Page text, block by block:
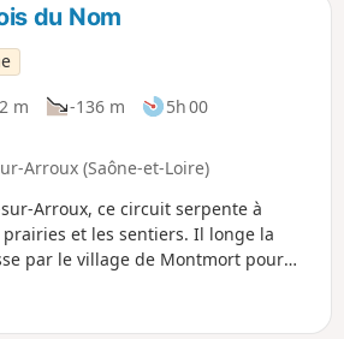
du Nom
m -136 m
5h 00
Arroux (Saône-et-Loire)
Arroux, ce circuit serpente à
et les sentiers. Il longe la
par le village de Montmort pour